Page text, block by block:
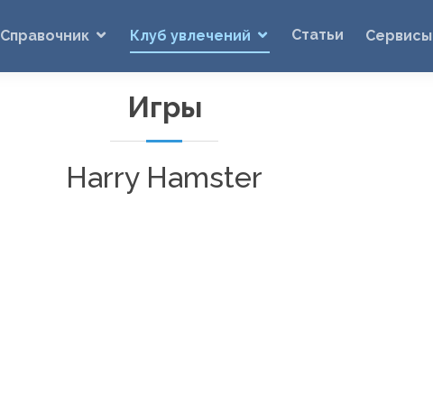
Справочник Клуб увлечений Статьи Сервисы
Игры
Harry Hamster